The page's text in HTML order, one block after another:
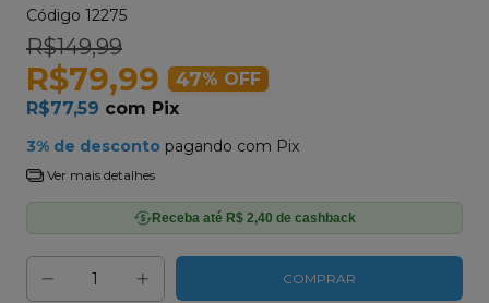
Código 12275
R$149,99
R$79,99 47% OFF
R$77,59 com Pix
3% de desconto pagando com Pix
Ver mais detalhes
Receba até R$ 2,40 de cashback